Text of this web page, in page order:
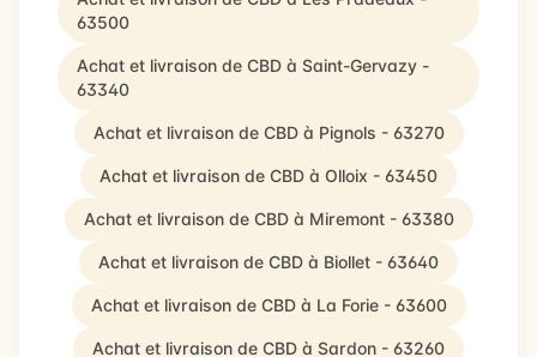
63500
Achat et livraison de CBD à Saint-Gervazy -
63340
Achat et livraison de CBD à Pignols - 63270
Achat et livraison de CBD à Olloix - 63450
Achat et livraison de CBD à Miremont - 63380
Achat et livraison de CBD à Biollet - 63640
Achat et livraison de CBD à La Forie - 63600
Achat et livraison de CBD à Sardon - 63260